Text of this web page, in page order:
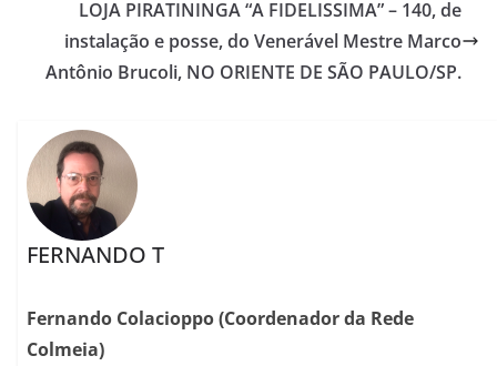
LOJA PIRATININGA “A FIDELISSIMA” – 140, de
instalação e posse, do Venerável Mestre Marco
Antônio Brucoli, NO ORIENTE DE SÃO PAULO/SP.
FERNANDO T
Fernando Colacioppo (Coordenador da Rede
Colmeia)